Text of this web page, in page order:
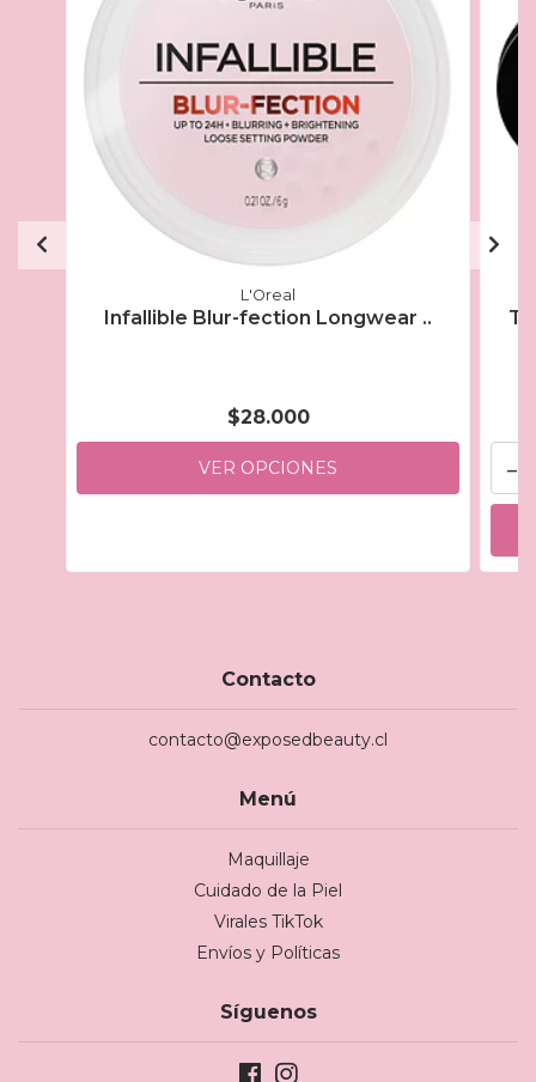
L'Oreal
Infallible Blur-fection Longwear ..
$28.000
VER OPCIONES -
Contacto
contacto@exposedbeauty.cl
Menú
Maquillaje
Cuidado de la Piel
Virales TikTok
Envíos y Políticas
Síguenos